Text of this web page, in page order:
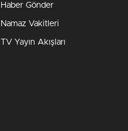
Haber Gönder
Namaz Vakitleri
TV Yayın Akışları